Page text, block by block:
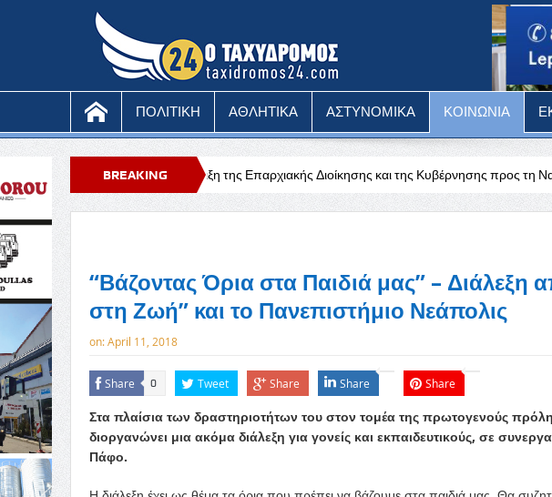
ΠΟΛΙΤΙΚΗ ΑΘΛΗΤΙΚΑ ΑΣΤΥΝΟΜΙΚΑ ΚΟΙΝΩΝΙΑ
BREAKING
NEWS
η στήριξη της Επαρχιακής Διοίκησης και της Κυβέρνησης προς τη Νατά και όλες τις
– Κίτρινη προειδοποίηση
“Βάζοντας Όρια στα Παιδιά μας” – Διάλεξη
στη Ζωή” και το Πανεπιστήμιο Νεάπολις
on:April 11, 2018
Share 0 Tweet Share Share Share
Στα πλαίσια των δραστηριοτήτων του στον τομέα της πρωτογενούς
διοργανώνει μια ακόμα διάλεξη για γονείς και εκπαιδευτικούς, σε
Πάφο.